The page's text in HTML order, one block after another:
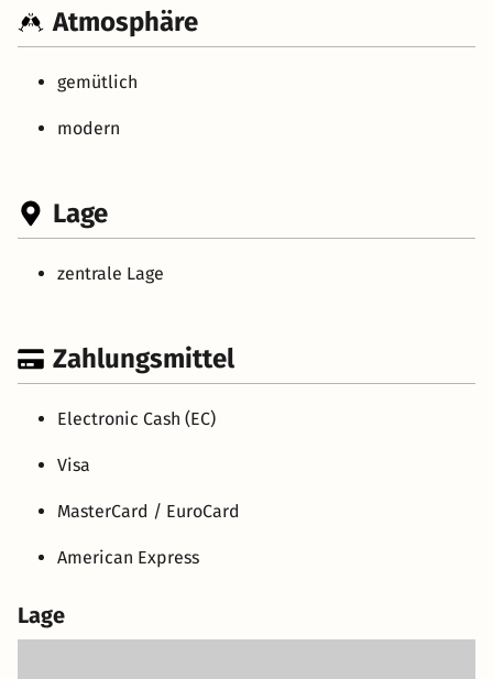
Atmosphäre
gemütlich
modern
Lage
zentrale Lage
Zahlungsmittel
Electronic Cash (EC)
Visa
MasterCard / EuroCard
American Express
Lage